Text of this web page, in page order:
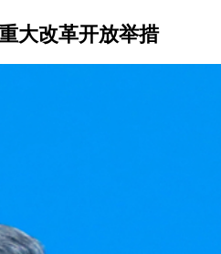
大改革开放举措